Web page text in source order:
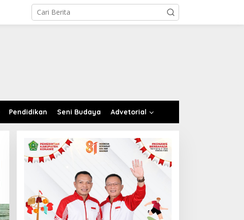
Pendidikan Seni Budaya Advetorial